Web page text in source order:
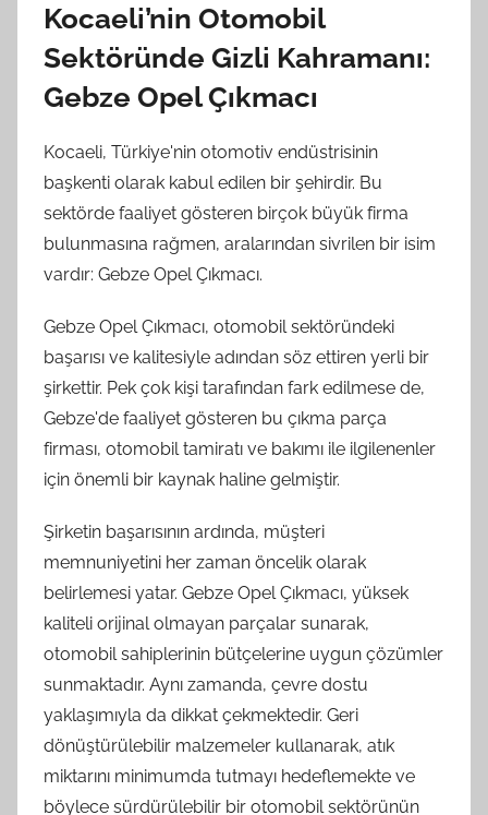
Kocaeli’nin Otomobil
Sektöründe Gizli Kahramanı:
Gebze Opel Çıkmacı
Kocaeli, Türkiye'nin otomotiv endüstrisinin
başkenti olarak kabul edilen bir şehirdir. Bu
sektörde faaliyet gösteren birçok büyük firma
bulunmasına rağmen, aralarından sivrilen bir isim
vardır: Gebze Opel Çıkmacı.
Gebze Opel Çıkmacı, otomobil sektöründeki
başarısı ve kalitesiyle adından söz ettiren yerli bir
şirkettir. Pek çok kişi tarafından fark edilmese de,
Gebze'de faaliyet gösteren bu çıkma parça
firması, otomobil tamiratı ve bakımı ile ilgilenenler
için önemli bir kaynak haline gelmiştir.
Şirketin başarısının ardında, müşteri
memnuniyetini her zaman öncelik olarak
belirlemesi yatar. Gebze Opel Çıkmacı, yüksek
kaliteli orijinal olmayan parçalar sunarak,
otomobil sahiplerinin bütçelerine uygun çözümler
sunmaktadır. Aynı zamanda, çevre dostu
yaklaşımıyla da dikkat çekmektedir. Geri
dönüştürülebilir malzemeler kullanarak, atık
miktarını minimumda tutmayı hedeflemekte ve
böylece sürdürülebilir bir otomobil sektörünün